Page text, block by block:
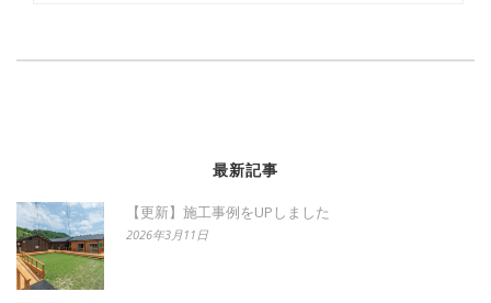
最新記事
【更新】施工事例をUPしました
2026年3月11日